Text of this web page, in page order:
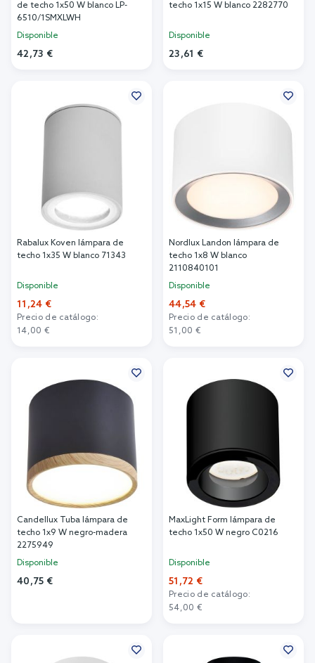
de techo 1x50 W blanco LP-
6510/1SMXLWH
Disponible
42,73 €
techo 1x15 W blanco 2282770
Disponible
23,61 €
Rabalux Koven lámpara de
techo 1x35 W blanco 71343
Disponible
11,24 €
Precio de catálogo:
14,00 €
Nordlux Landon lámpara de
techo 1x8 W blanco
2110840101
Disponible
44,54 €
Precio de catálogo:
51,00 €
Candellux Tuba lámpara de
techo 1x9 W negro-madera
2275949
Disponible
40,75 €
MaxLight Form lámpara de
techo 1x50 W negro C0216
Disponible
51,72 €
Precio de catálogo:
54,00 €